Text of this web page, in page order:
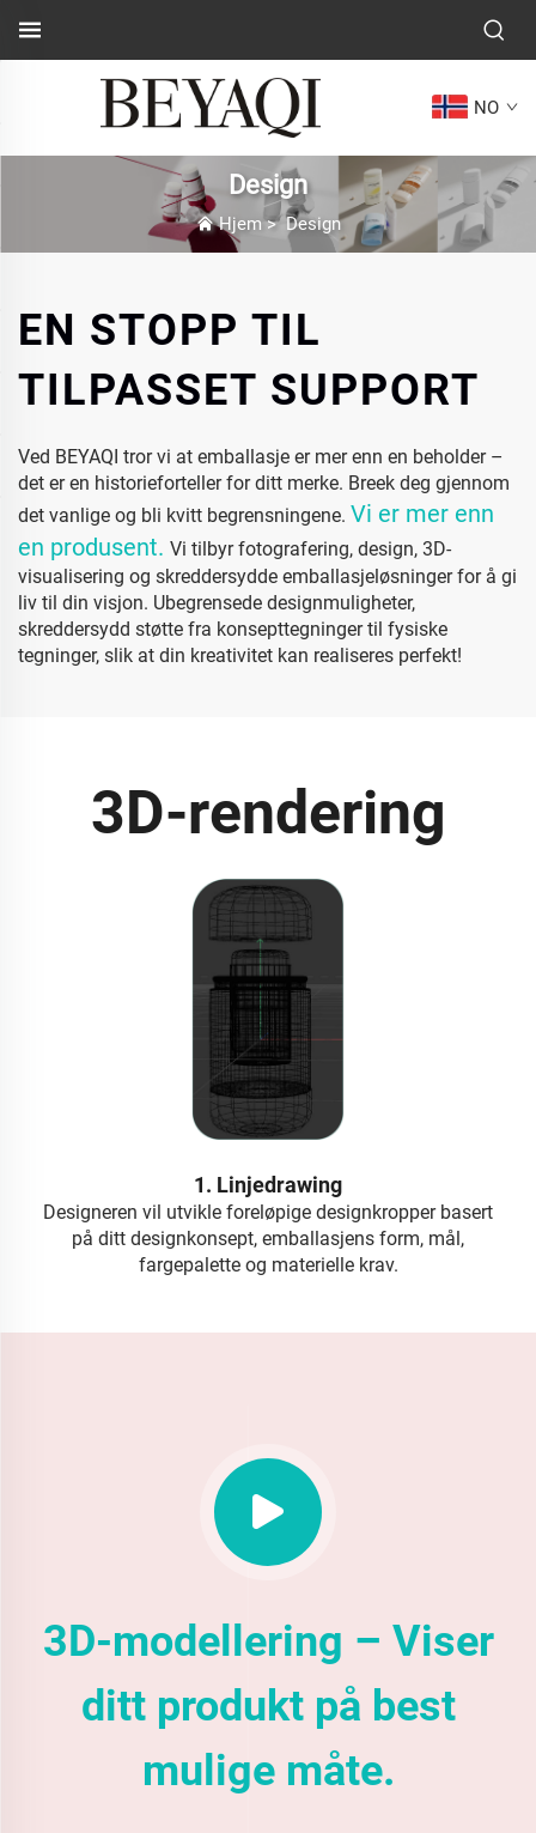
NO
Design
Hjem> Design
EN STOPP TIL
TILPASSET SUPPORT
Ved BEYAQI tror vi at emballasje er mer enn en beholder –
det er en historieforteller for ditt merke. Breek deg gjennom
det vanlige og bli kvitt begrensningene. Vi er mer enn
en produsent. Vi tilbyr fotografering, design, 3D-
visualisering og skreddersydde emballasjeløsninger for å gi
liv til din visjon. Ubegrensede designmuligheter,
skreddersydd støtte fra konsepttegninger til fysiske
tegninger, slik at din kreativitet kan realiseres perfekt!
3D-rendering
1. Linjedrawing
Designeren vil utvikle foreløpige designkropper basert
på ditt designkonsept, emballasjens form, mål,
fargepalette og materielle krav.
3D-modellering – Viser
ditt produkt på best
mulige måte.